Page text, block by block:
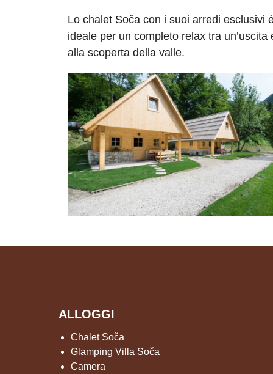
Lo chalet Soča con i suoi arredi esclusivi
ideale per un completo relax tra un’uscita
alla scoperta della valle.
ALLOGGI
Chalet Soča
Glamping Villa Soča
Camera